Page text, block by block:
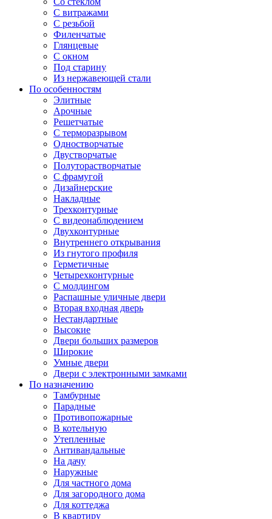
С витражами
С резьбой
Филенчатые
Глянцевые
С окном
Под старину
Из нержавеющей стали
По особенностям
Элитные
Арочные
Решетчатые
С терморазрывом
Одностворчатые
Двустворчатые
Полуторастворчатые
С фрамугой
Дизайнерские
Накладные
Трехконтурные
С видеонаблюдением
Двухконтурные
Внутреннего открывания
Из гнутого профиля
Герметичные
Четырехконтурные
С молдингом
Распашные уличные двери
Вторая входная дверь
Нестандартные
Высокие
Двери больших размеров
Широкие
Умные двери
Двери с электронными замками
По назначению
Тамбурные
Парадные
Противопожарные
В котельную
Утепленные
Антивандальные
На дачу
Наружные
Для частного дома
Для загородного дома
Для коттеджа
В квартиру